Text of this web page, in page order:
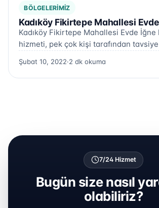
BÖLGELERIMIZ
Kadıköy Fikirtepe Mahallesi
Kadıköy Fikirtepe Mahallesi Evde
hizmeti, pek çok kişi tarafından
Şubat 10, 2022·2 dk okuma
7/24 Hizmet
Bugün size nasıl
olabiliriz?